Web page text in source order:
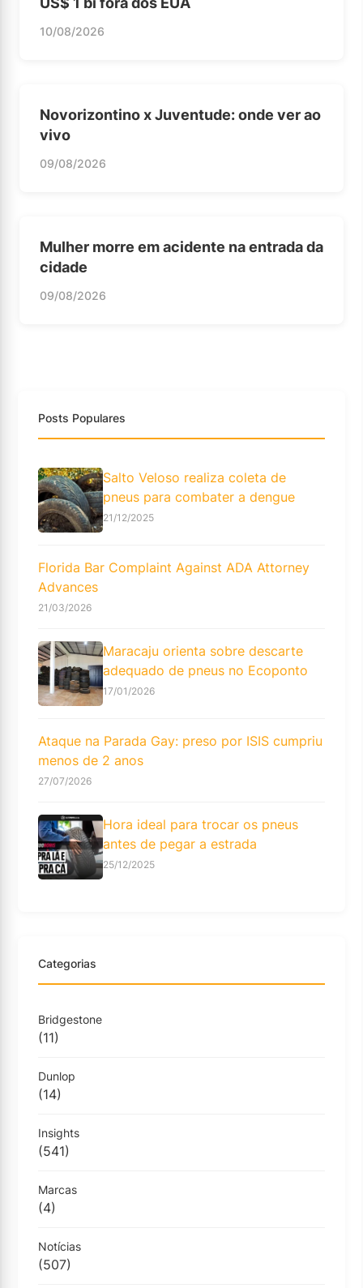
10/08/2026
Novorizontino x Juventude: onde ver ao
vivo
09/08/2026
Mulher morre em acidente na entrada da
cidade
09/08/2026
Posts Populares
Salto Veloso realiza coleta de
pneus para combater a dengue
21/12/2025
Florida Bar Complaint Against ADA Attorney
Advances
21/03/2026
Maracaju orienta sobre descarte
adequado de pneus no Ecoponto
17/01/2026
Ataque na Parada Gay: preso por ISIS cumpriu
menos de 2 anos
27/07/2026
Hora ideal para trocar os pneus
antes de pegar a estrada
25/12/2025
Categorias
Bridgestone
(11)
Dunlop
(14)
Insights
(541)
Marcas
(4)
Notícias
(507)